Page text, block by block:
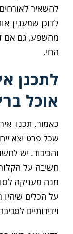
להשאיר
לדוכן שמעניין
מהשפע, גם אם
החי.
לתכנן
אוכל
כאמור, תכנון
שכל פרט יצא
והכיבוד. יש
חשיבה על
מנה מעניקה
על הכלים
וידידותיים